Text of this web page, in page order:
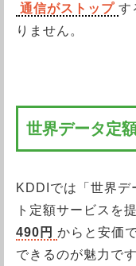
通信がストップ す
りません。
世界データ定
KDDIでは「世界デ
ト定額サービスを
490円 からと安価
できるのが魅力です